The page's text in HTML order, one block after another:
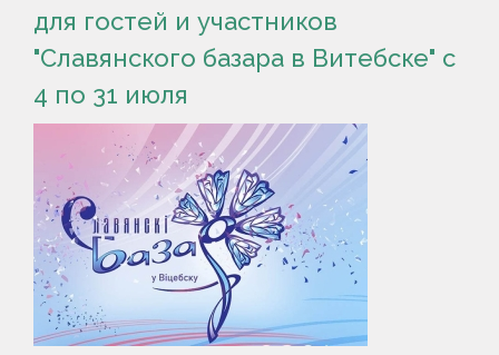
для гостей и участников
"Славянского базара в Витебске" с
4 по 31 июля